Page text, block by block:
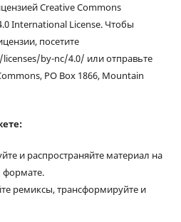
Creative Commons
International License. Чтобы
посетите
by-nc/4.0/ или отправьте
PO Box 1866, Mountain
и распространяйте материал на
ремиксы, трансформируйте и